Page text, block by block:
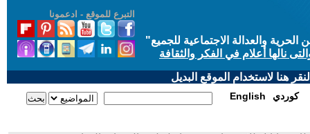
التبرع للموقع - ادعمونا
والعدالة الاجتماعية للجميع"
نالها أعلام في الفكر والثقافة
هنا لاستخدام الموقع البديل
English كوردي